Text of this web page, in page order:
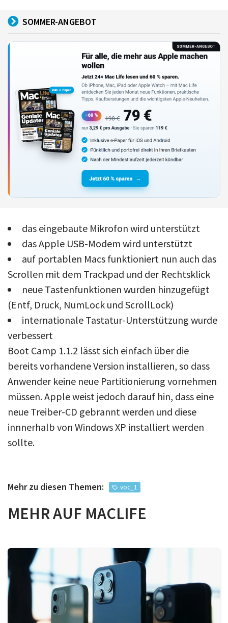
SOMMER-ANGEBOT
das eingebaute Mikrofon wird unterstützt
das Apple USB-Modem wird unterstützt
auf portablen Macs funktioniert nun auch das
Scrollen mit dem Trackpad und der Rechtsklick
neue Tastenfunktionen wurden hinzugefügt
(Entf, Druck, NumLock und ScrollLock)
internationale Tastatur-Unterstützung wurde
verbessert
Boot Camp 1.1.2 lässt sich einfach über die
bereits vorhandene Version installieren, so dass
Anwender keine neue Partitionierung vornehmen
müssen. Apple weist jedoch darauf hin, dass eine
neue Treiber-CD gebrannt werden und diese
innnerhalb von Windows XP installiert werden
sollte.
Mehr zu diesen Themen: voc_1
MEHR AUF MACLIFE